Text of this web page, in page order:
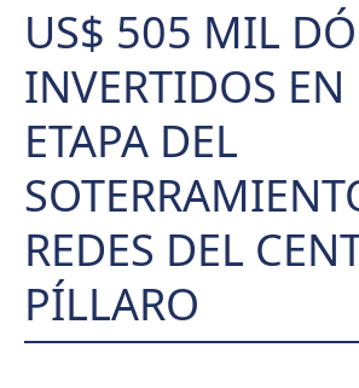
US$ 505 MIL
INVERTIDOS EN
ETAPA DEL
REDES DEL
PÍLLARO